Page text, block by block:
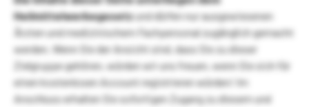
Heilmittelwerbegesetzund dürfen nur ausgewiesenen
Ärzten und medizinischem Fachpersonal zugänglich gemacht
werden. Wenn Sie der Ansicht sind, dass Sie zu dieser
Zielgruppe gehören, würden wir uns freuen, wenn Sie sich für
einen kostenlosen Account registrieren würden! Im
Anschluss erhalten Sie sofortigen Zugang zu diesem und